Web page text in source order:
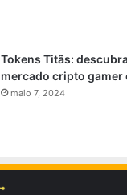
Tokens Titãs:
mercado cripto gamer
maio 7, 2024